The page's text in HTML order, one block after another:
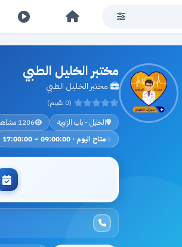
مختبر الخليل الطبي
مختبر الخليل الطبي
(0 تقييم)
الخليل - باب الزاوية
1206 مشاهدة
متاح اليوم · 09:00:00 – 17:00:00